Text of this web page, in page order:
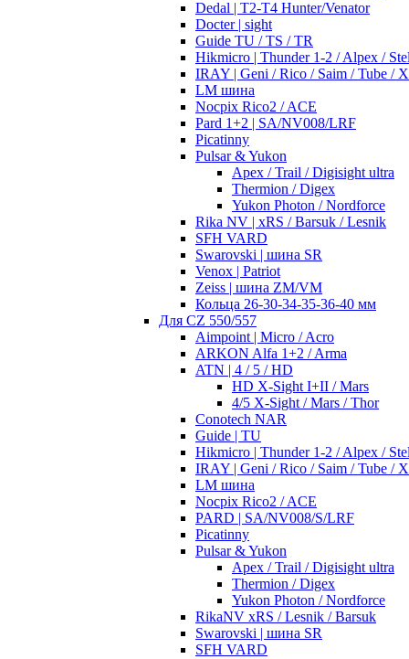
Dedal | T2-T4 Hunter/Venator
Docter | sight
Guide TU / TS / TR
Hikmicro | Thunder 1-2 / Alpex /
IRAY | Geni / Rico / Saim / Tube /
LM шина
Nocpix Rico2 / ACE
Pard 1+2 | SA/NV008/LRF
Picatinny
Pulsar & Yukon
Apex / Trail / Digisight ultra
Thermion / Digex
Yukon Photon / Nordforce
Rika NV | xRS / Barsuk / Lesnik
SFH VARD
Swarovski | шина SR
Venox | Patriot
Zeiss | шина ZM/VM
Кольца 26-30-34-35-36-40 мм
Для CZ 550/557
Aimpoint | Micro / Acro
ARKON Alfa 1+2 / Arma
ATN | 4 / 5 / HD
HD X-Sight I+II / Mars
4/5 X-Sight / Mars / Thor
Conotech NAR
Guide | TU
Hikmicro | Thunder 1-2 / Alpex /
IRAY | Geni / Rico / Saim / Tube /
LM шина
Nocpix Rico2 / ACE
PARD | SA/NV008/S/LRF
Picatinny
Pulsar & Yukon
Apex / Trail / Digisight ultra
Thermion / Digex
Yukon Photon / Nordforce
RikaNV xRS / Lesnik / Barsuk
Swarovski | шина SR
SFH VARD